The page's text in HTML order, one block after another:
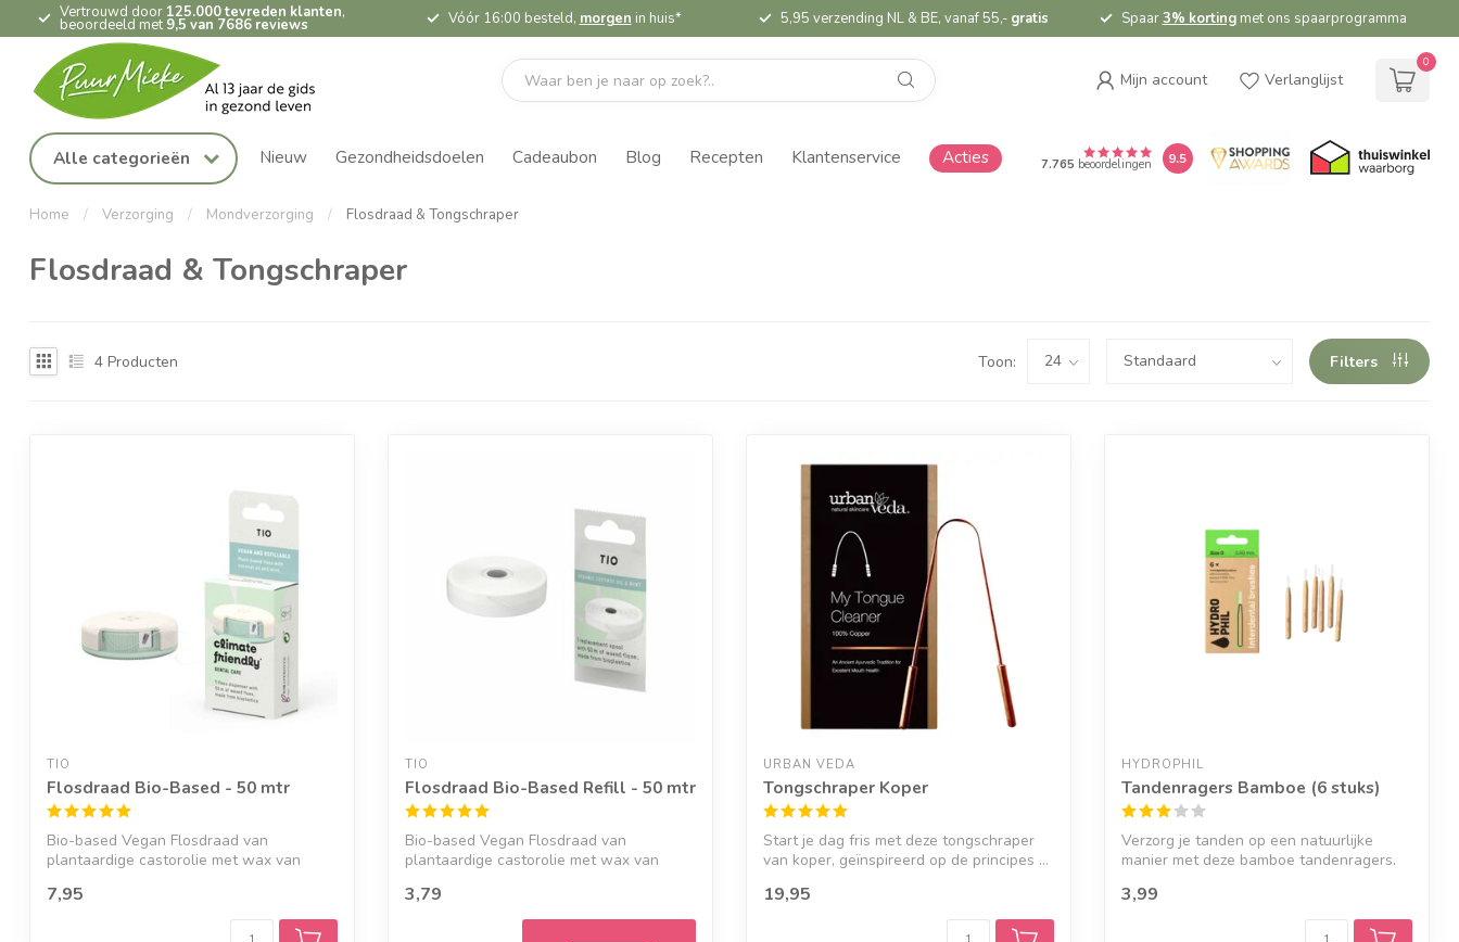
Vertrouwd door 125.000 tevreden klanten,
beoordeeld met 9,5 van 7686 reviews Vóór 16:00 besteld, morgen in huis* 5,95 verzending NL & BE, vanaf 55,- gratis Spaar3% kortingmet ons spaarprogramma
Mijn account Verlanglijst
0
Alle categorieën Nieuw Gezondheidsdoelen Cadeaubon Blog Recepten Klantenservice Acties 7.765 beoordelingen 9.5
Home / Verzorging / Mondverzorging / Flosdraad & Tongschraper
Flosdraad & Tongschraper
4 Producten Toon: Filters
TIO
Flosdraad Bio-Based - 50 mtr
Bio-based Vegan Flosdraad van
plantaardige castorolie met wax van
7,95
TIO
Flosdraad Bio-Based Refill - 50 mtr
Bio-based Vegan Flosdraad van
plantaardige castorolie met wax van
3,79
URBAN VEDA
Tongschraper Koper
Start je dag fris met deze tongschraper
van koper, geïnspireerd op de principes ...
19,95
HYDROPHIL
Tandenragers Bamboe (6 stuks)
Verzorg je tanden op een natuurlijke
manier met deze bamboe tandenragers.
3,99